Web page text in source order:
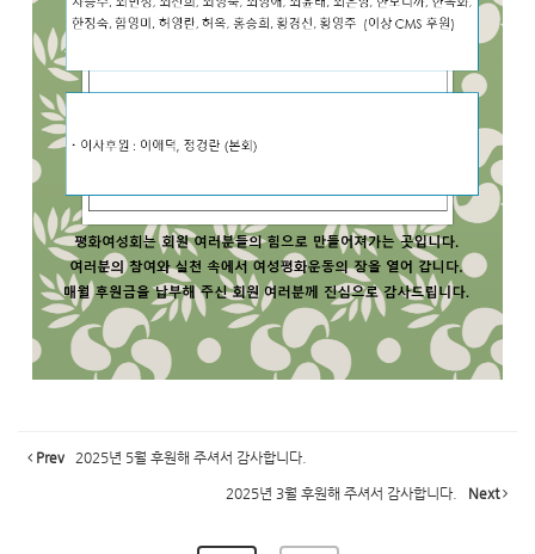
Prev 2025년 5월 후원해 주셔서 감사합니다.
2025년 3월 후원해 주셔서 감사합니다. Next